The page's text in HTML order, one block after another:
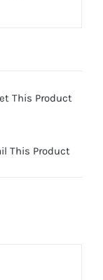
This Product
This Product